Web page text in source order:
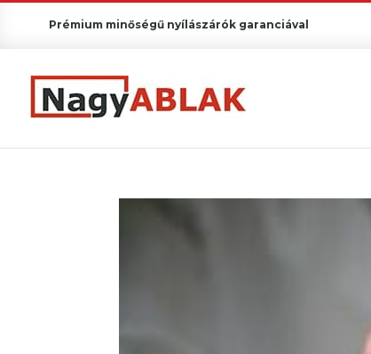
Prémium minőségű nyílászárók garanciával